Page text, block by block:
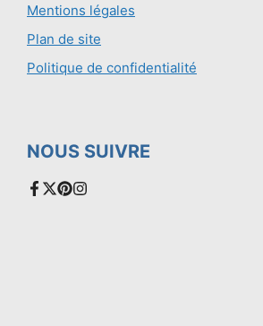
Mentions légales
Plan de site
Politique de confidentialité
NOUS SUIVRE